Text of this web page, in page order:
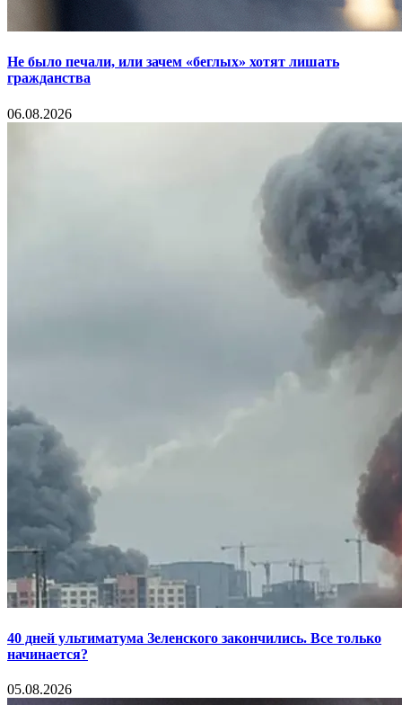
Не было печали, или зачем «беглых» хотят лишать
гражданства
06.08.2026
40 дней ультиматума Зеленского закончились. Все только
начинается?
05.08.2026